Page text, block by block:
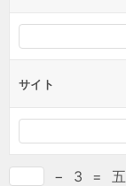
サイト
− 3 = 五